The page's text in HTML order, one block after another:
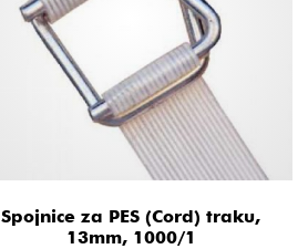
Spojnice za PES (Cord) traku,
13mm, 1000/1